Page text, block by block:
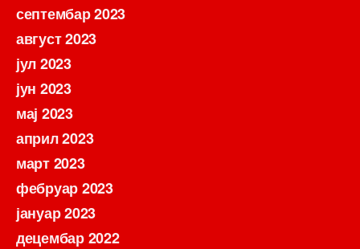
септембар 2023
август 2023
јул 2023
јун 2023
мај 2023
април 2023
март 2023
фебруар 2023
јануар 2023
децембар 2022